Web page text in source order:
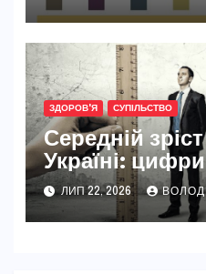
ЗДОРОВ'Я СУПІЛЬСТВО
Середній
Україні:
реальність
ЛИП 22, 2026